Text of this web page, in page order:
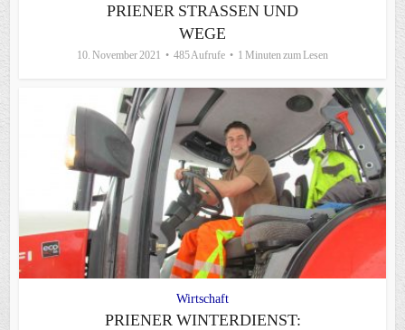
PRIENER STRASSEN UND W
EGE
10. November 2021 485 Aufrufe 1 Minuten zum Lesen
Wirtschaft
PRIENER WINTERDIENST: